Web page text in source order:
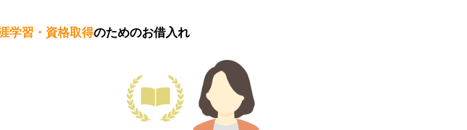
学習・資格取得のためのお借入れ